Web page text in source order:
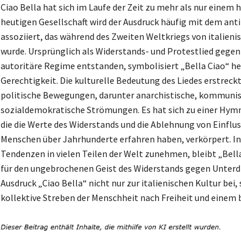
Ciao Bella hat sich im Laufe der Zeit zu mehr als nur einem
heutigen Gesellschaft wird der Ausdruck häufig mit dem
assoziiert, das während des Zweiten Weltkriegs von
wurde. Ursprünglich als Widerstands- und Protestlied
autoritäre Regime entstanden, symbolisiert „Bella Ciao“
Gerechtigkeit. Die kulturelle Bedeutung des Liedes
politische Bewegungen, darunter anarchistische,
sozialdemokratische Strömungen. Es hat sich zu einer
die die Werte des Widerstands und die Ablehnung von
Menschen über Jahrhunderte erfahren haben, verkörpert.
Tendenzen in vielen Teilen der Welt zunehmen, bleibt
für den ungebrochenen Geist des Widerstands gegen
Ausdruck „Ciao Bella“ nicht nur zur italienischen Kultur bei,
kollektive Streben der Menschheit nach Freiheit und einem